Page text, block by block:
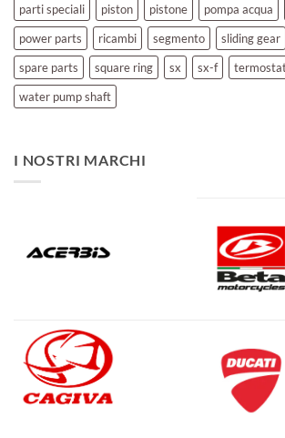
parti speciali
piston pistone pompa acqua
power parts
ricambi segmento sliding gear
spare parts
square ring sx sx-f
water pump shaft
I NOSTRI MARCHI